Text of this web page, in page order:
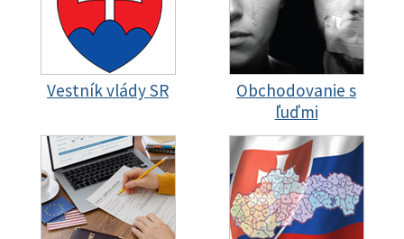
Vestník vlády SR
Obchodovanie s
ľuďmi